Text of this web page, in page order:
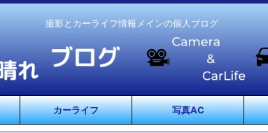
撮影とカーライフ情報メインの個人ブログ
カーライフ 写真AC